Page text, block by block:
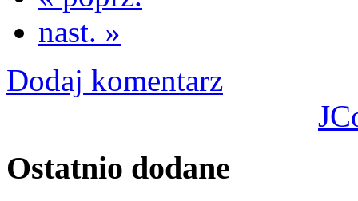
nast. »
Dodaj komentarz
Ostatnio dodane